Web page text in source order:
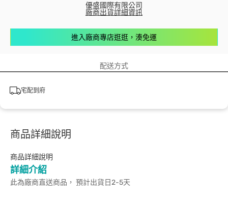
優盛國際有限公司
廠商出貨詳細資訊
進入廠商專店逛逛，湊免運
配送方式
宅配到府
商品詳細說明
商品詳細說明
詳細介紹
此為廠商直送商品， 預計出貨日2-5天